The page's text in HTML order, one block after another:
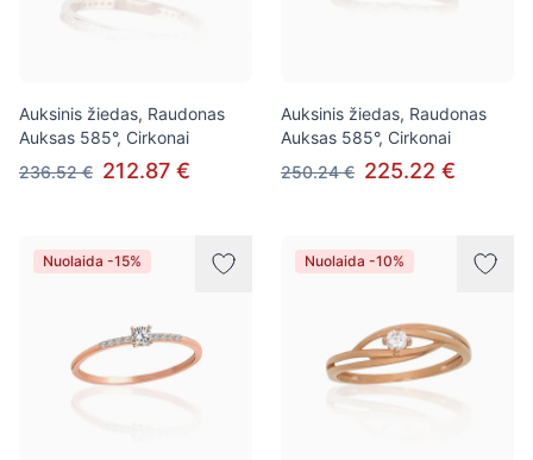
Auksinis žiedas, Raudonas
Auksas 585°, Cirkonai
236.52 € 212.87 €
Auksinis žiedas, Raudonas
Auksas 585°, Cirkonai
250.24 € 225.22 €
Nuolaida -15% Nuolaida -10%